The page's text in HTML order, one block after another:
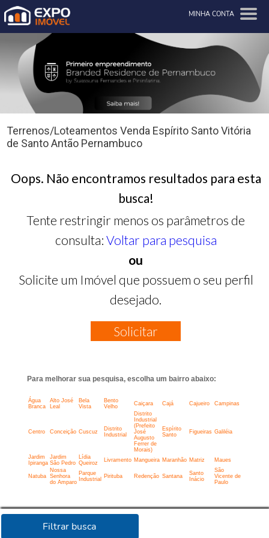
MINHA CONTA
Filtrar busca
Terrenos/Loteamentos Venda Espírito Santo Vitória
de Santo Antão Pernambuco
Oops. Não encontramos resultados para esta
busca!
Tente restringir menos os parâmetros de
consulta: Voltar para pesquisa
ou
Solicite um Imóvel que possuem o seu perfil
desejado.
Solicitar
Para melhorar sua pesquisa, escolha um bairro abaixo:
Água
Branca
Alto José
Leal
Bela
Vista
Bento
Velho
Caiçara Cajá Cajueiro Campinas
Centro Conceição Cuscuz
Distrito
Industrial
Distrito
Industrial
(Prefeito
José
Augusto
Ferrer de
Morais)
Espírito
Santo
Figueiras Galiléia
Jardim
Ipiranga
Jardim
São Pedro
Lídia
Queiroz
Livramento Mangueira Maranhão Matriz Maues
Natuba
Nossa
Senhora
do Amparo
Parque
Industrial
Pirituba Redenção Santana
Santo
Inácio
São
Vicente de
Paulo